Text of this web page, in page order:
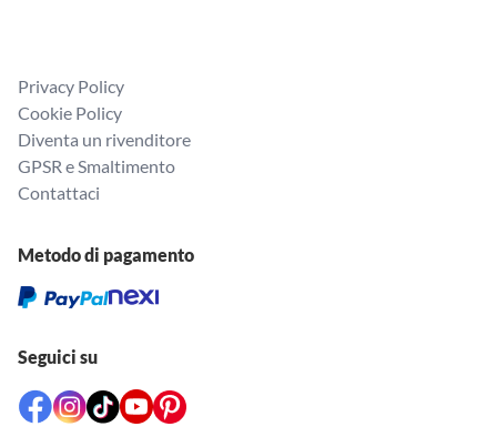
Privacy Policy
Cookie Policy
Diventa un rivenditore
GPSR e Smaltimento
Contattaci
Metodo di pagamento
Seguici su